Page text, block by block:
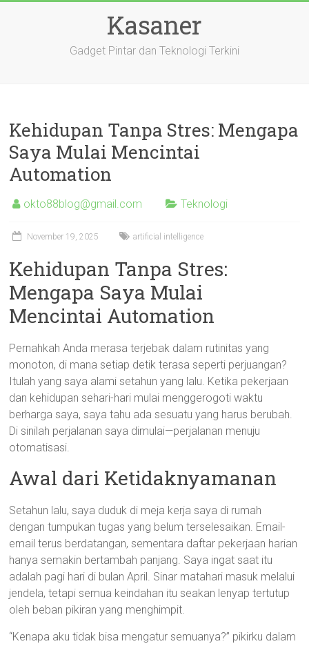
Kasaner
Gadget Pintar dan Teknologi Terkini
Kehidupan Tanpa Stres: Mengapa
Saya Mulai Mencintai
Automation
okto88blog@gmail.com Teknologi
November 19, 2025 artificial intelligence
Kehidupan Tanpa Stres:
Mengapa Saya Mulai
Mencintai Automation
Pernahkah Anda merasa terjebak dalam rutinitas yang
monoton, di mana setiap detik terasa seperti perjuangan?
Itulah yang saya alami setahun yang lalu. Ketika pekerjaan
dan kehidupan sehari-hari mulai menggerogoti waktu
berharga saya, saya tahu ada sesuatu yang harus berubah.
Di sinilah perjalanan saya dimulai—perjalanan menuju
otomatisasi.
Awal dari Ketidaknyamanan
Setahun lalu, saya duduk di meja kerja saya di rumah
dengan tumpukan tugas yang belum terselesaikan. Email-
email terus berdatangan, sementara daftar pekerjaan harian
hanya semakin bertambah panjang. Saya ingat saat itu
adalah pagi hari di bulan April. Sinar matahari masuk melalui
jendela, tetapi semua keindahan itu seakan lenyap tertutup
oleh beban pikiran yang menghimpit.
“Kenapa aku tidak bisa mengatur semuanya?” pikirku dalam